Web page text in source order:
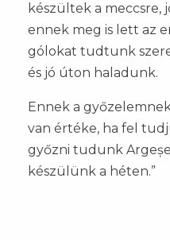
készültek a meccsre,
ennek meg is lett az
gólokat tudtunk
és jó úton haladunk.
Ennek a
van értéke, ha fel
győzni tudunk
készülünk a héten.”